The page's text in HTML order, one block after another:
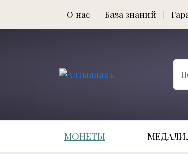
О нас База знаний
МОНЕТЫ